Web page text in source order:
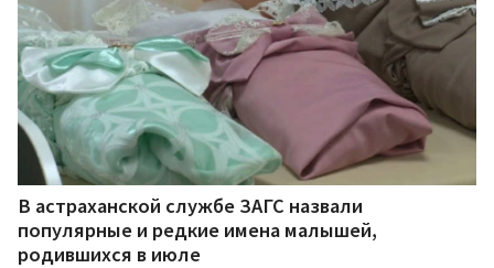
В астраханской службе ЗАГС назвали
популярные и редкие имена малышей,
родившихся в июле